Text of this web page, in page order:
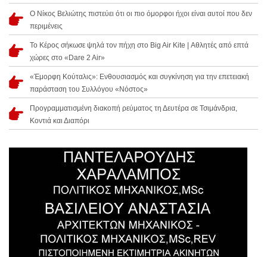
Ο Νίκος Βελιώτης πιστεύει ότι οι πιο όμορφοι ήχοι είναι αυτοί που δεν
περιμένεις
Το Κέρος σήκωσε ψηλά τον πήχη στο Big Air Kite | Αθλητές από επτά
χώρες στο «Dare 2 Air»
«Έμορφη Κούταλις»: Ενθουσιασμός και συγκίνηση για την επετειακή
παράσταση του Συλλόγου «Νόστος»
Προγραμματισμένη διακοπή ρεύματος τη Δευτέρα σε Τσιμάνδρια,
Κοντιά και Διαπόρι